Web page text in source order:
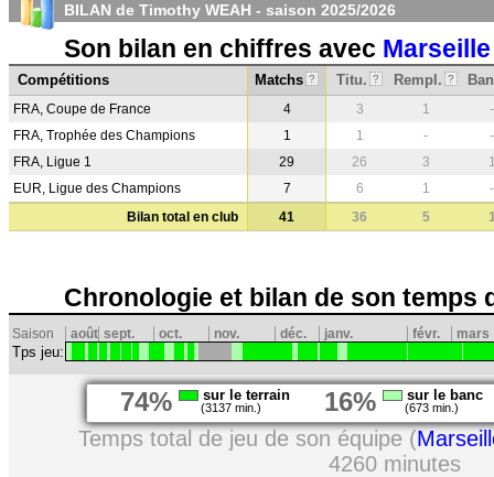
BILAN de Timothy WEAH - saison 2025/2026
Son bilan en chiffres avec Marseille
Compétitions Matchs ? Titu. ? Rempl. ?
FRA, Coupe de France 4 3 1
-
FRA, Trophée des Champions
1 1 -
-
FRA, Ligue 1
29 26 3
EUR, Ligue des Champions
7 6 1
-
Bilan total en club
41 36 5
Chronologie et bilan de son temps
Saison août sept. oct. nov. déc. janv. févr. mars
Tps jeu:
74% sur le terrain
(3137 min.) 16% sur le banc
(673 min.)
Temps total de jeu de son équipe (
4260 minutes